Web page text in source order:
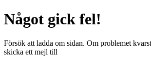
Något gick fel!
Försök att ladda om sidan. Om problemet
skicka ett mejl till